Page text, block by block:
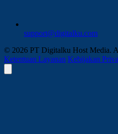
support@digitalku.com
© 2026 PT Digitalku Host Media.
Ketentuan Layanan Kebijakan